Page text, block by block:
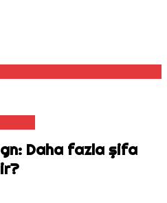
Daha fazla şifa